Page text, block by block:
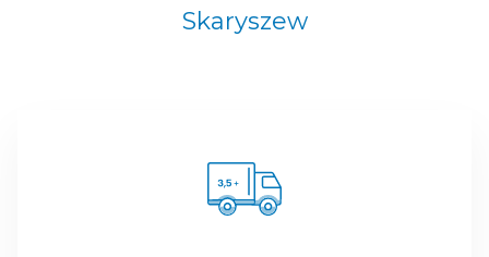
Skaryszew